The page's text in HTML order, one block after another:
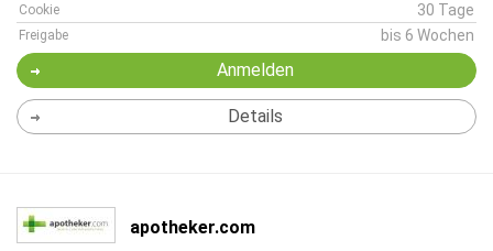
Cookie 30 Tage
Freigabe bis 6 Wochen
Anmelden
Details
apotheker.com